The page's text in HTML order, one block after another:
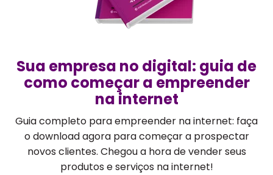
Sua empresa no digital: guia de
como começar a empreender
na internet
Guia completo para empreender na internet: faça
o download agora para começar a prospectar
novos clientes. Chegou a hora de vender seus
produtos e serviços na internet!